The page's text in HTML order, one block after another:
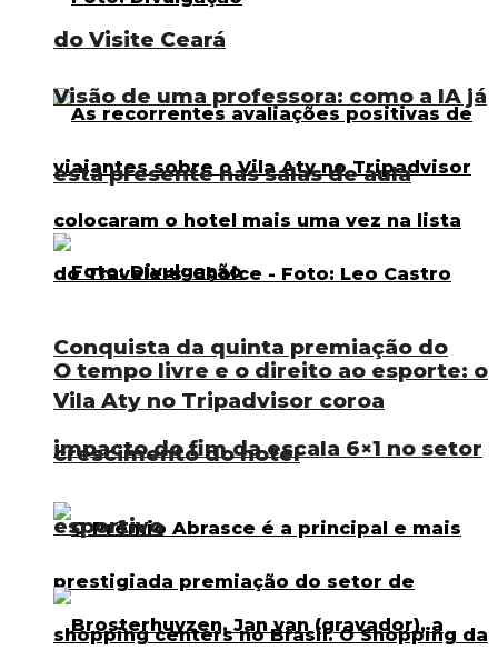
do Visite Ceará
Conquista da quinta premiação do
Vila Aty no Tripadvisor coroa
crescimento do hotel
Visão de uma professora: como a IA já
está presente nas salas de aula
O tempo livre e o direito ao esporte: o
impacto do fim da escala 6×1 no setor
esportivo